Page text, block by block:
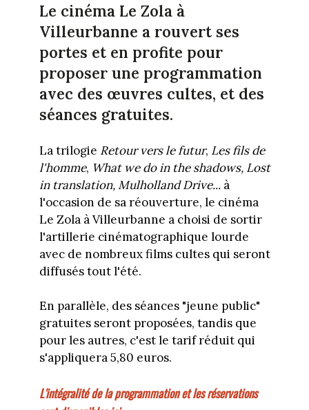
Le cinéma Le Zola à
Villeurbanne a rouvert ses
portes et en profite pour
proposer une programmation
avec des œuvres cultes, et des
séances gratuites.
La trilogie Retour vers le futur, Les fils de
l'homme, What we do in the shadows, Lost
in translation, Mulholland Drive... à
l'occasion de sa réouverture, le cinéma
Le Zola à Villeurbanne a choisi de sortir
l'artillerie cinématographique lourde
avec de nombreux films cultes qui seront
diffusés tout l'été.
En parallèle, des séances "jeune public"
gratuites seront proposées, tandis que
pour les autres, c'est le tarif réduit qui
s'appliquera 5,80 euros.
L'intégralité de la programmation et les réservations